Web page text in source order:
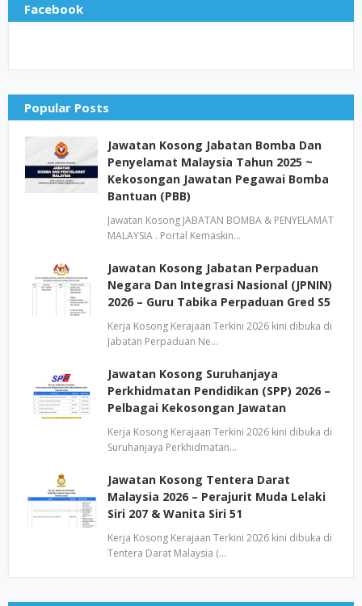
Facebook
Popular Posts
Jawatan Kosong Jabatan Bomba Dan
Penyelamat Malaysia Tahun 2025 ~
Kekosongan Jawatan Pegawai Bomba
Bantuan (PBB)
Jawatan Kosong JABATAN BOMBA & PENYELAMAT
MALAYSIA . Portal Kemaskin…
Jawatan Kosong Jabatan Perpaduan
Negara Dan Integrasi Nasional (JPNIN)
2026 – Guru Tabika Perpaduan Gred S5
Kerja Kosong Kerajaan Terkini 2026 kini dibuka di
Jabatan Perpaduan Ne…
Jawatan Kosong Suruhanjaya
Perkhidmatan Pendidikan (SPP) 2026 –
Pelbagai Kekosongan Jawatan
Kerja Kosong Kerajaan Terkini 2026 kini dibuka di
Suruhanjaya Perkhidmatan…
Jawatan Kosong Tentera Darat
Malaysia 2026 – Perajurit Muda Lelaki
Siri 207 & Wanita Siri 51
Kerja Kosong Kerajaan Terkini 2026 kini dibuka di
Tentera Darat Malaysia (…